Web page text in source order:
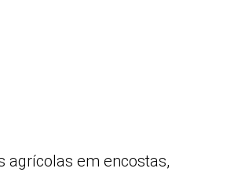
agrícolas em encostas,